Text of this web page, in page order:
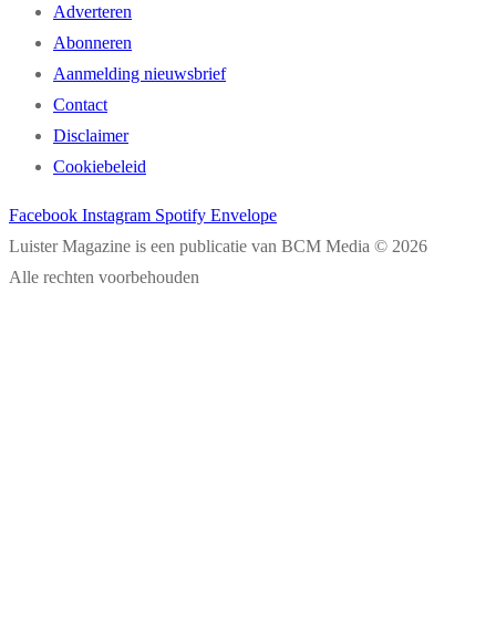
Adverteren
Abonneren
Aanmelding nieuwsbrief
Contact
Disclaimer
Cookiebeleid
Facebook Instagram Spotify Envelope
Luister Magazine is een publicatie van BCM Media © 2026
Alle rechten voorbehouden